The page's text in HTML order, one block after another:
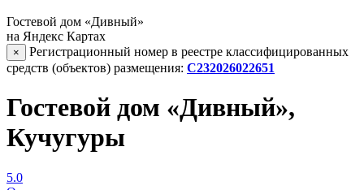
Гостевой дом «Дивный»
на Яндекс Картах
×
Регистрационный номер в реестре классифицированных
средств (объектов) размещения: С232026022651
Гостевой дом «Дивный»,
Кучугуры
5.0